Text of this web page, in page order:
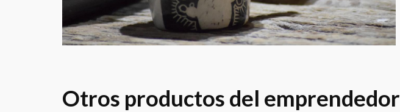
Otros productos del emprendedor